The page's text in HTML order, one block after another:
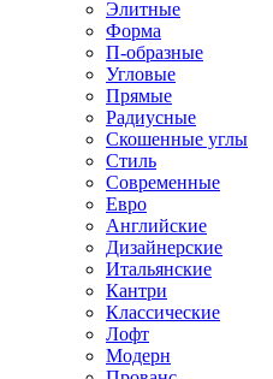
Элитные
Форма
П-образные
Угловые
Прямые
Радиусные
Скошенные углы
Стиль
Современные
Евро
Английские
Дизайнерские
Итальянские
Кантри
Классические
Лофт
Модерн